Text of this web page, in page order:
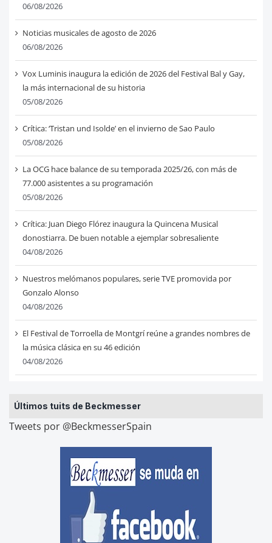
06/08/2026
Noticias musicales de agosto de 2026
06/08/2026
Vox Luminis inaugura la edición de 2026 del Festival Bal y Gay,
la más internacional de su historia
05/08/2026
Crítica: ‘Tristan und Isolde’ en el invierno de Sao Paulo
05/08/2026
La OCG hace balance de su temporada 2025/26, con más de
77.000 asistentes a su programación
05/08/2026
Crítica: Juan Diego Flórez inaugura la Quincena Musical
donostiarra. De buen notable a ejemplar sobresaliente
04/08/2026
Nuestros melómanos populares, serie TVE promovida por
Gonzalo Alonso
04/08/2026
El Festival de Torroella de Montgrí reúne a grandes nombres de
la música clásica en su 46 edición
04/08/2026
Últimos tuits de Beckmesser
Tweets por @BeckmesserSpain